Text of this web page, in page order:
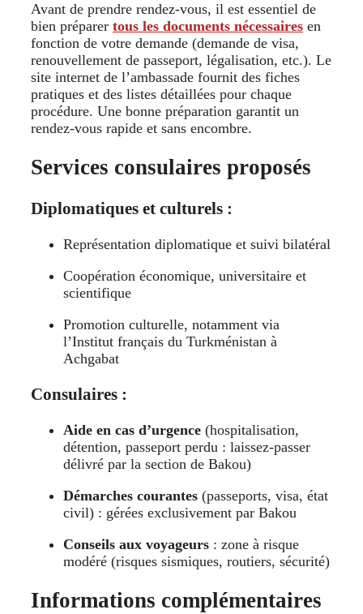
Avant de prendre rendez-vous, il est essentiel de
bien préparer tous les documents nécessaires en
fonction de votre demande (demande de visa,
renouvellement de passeport, légalisation, etc.). Le
site internet de l’ambassade fournit des fiches
pratiques et des listes détaillées pour chaque
procédure. Une bonne préparation garantit un
rendez-vous rapide et sans encombre.
Services consulaires proposés
Diplomatiques et culturels :
Représentation diplomatique et suivi bilatéral
Coopération économique, universitaire et
scientifique
Promotion culturelle, notamment via
l’Institut français du Turkménistan à
Achgabat
Consulaires :
Aide en cas d’urgence (hospitalisation,
détention, passeport perdu : laissez-passer
délivré par la section de Bakou)
Démarches courantes (passeports, visa, état
civil) : gérées exclusivement par Bakou
Conseils aux voyageurs : zone à risque
modéré (risques sismiques, routiers, sécurité)
Informations complémentaires